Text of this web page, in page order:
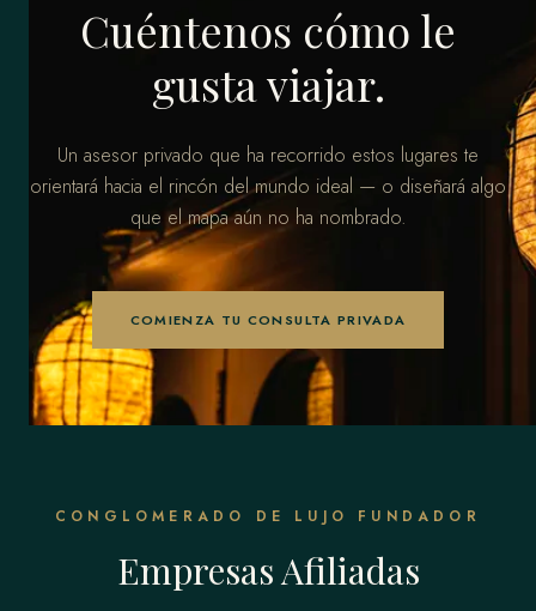
Cuéntenos cómo le
gusta viajar.
Un asesor privado que ha recorrido estos lugares te
orientará hacia el rincón del mundo ideal — o diseñará algo
que el mapa aún no ha nombrado.
COMIENZA TU CONSULTA PRIVADA
CONGLOMERADO DE LUJO FUNDADOR
Empresas Afiliadas